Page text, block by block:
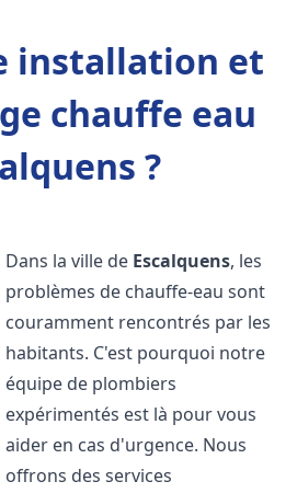
installation et
chauffe eau
?
Dans la ville de Escalquens, les
problèmes de chauffe-eau sont
couramment rencontrés par les
habitants. C'est pourquoi notre
équipe de plombiers
expérimentés est là pour vous
aider en cas d'urgence. Nous
offrons des services